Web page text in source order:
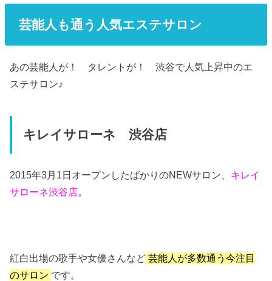
芸能人も通う人気エステサロン
あの芸能人が！ タレントが！ 渋谷で人気上昇中のエ
ステサロン♪
キレイサローネ 渋谷店
2015年3月1日オープンしたばかりのNEWサロン、 キレイ
サローネ渋谷店。
紅白出場の歌手や女優さんなど 芸能人が多数通う今注目
のサロン です。